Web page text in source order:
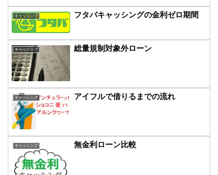
キャッシング フタバキャッシングの金利ゼロ期間
キャッシング 総量規制対象外ローン
キャッシング アイフルで借りるまでの流れ
キャッシング 無金利ローン比較